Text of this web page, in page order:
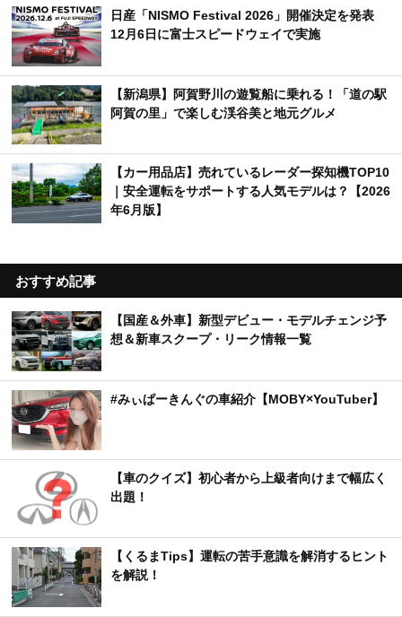
日産「NISMO Festival 2026」開催決定を発表
12月6日に富士スピードウェイで実施
【新潟県】阿賀野川の遊覧船に乗れる！「道の駅
阿賀の里」で楽しむ渓谷美と地元グルメ
【カー用品店】売れているレーダー探知機TOP10
｜安全運転をサポートする人気モデルは？【2026
年6月版】
おすすめ記事
【国産＆外車】新型デビュー・モデルチェンジ予
想＆新車スクープ・リーク情報一覧
#みぃぱーきんぐの車紹介【MOBY×YouTuber】
【車のクイズ】初心者から上級者向けまで幅広く
出題！
【くるまTips】運転の苦手意識を解消するヒント
を解説！